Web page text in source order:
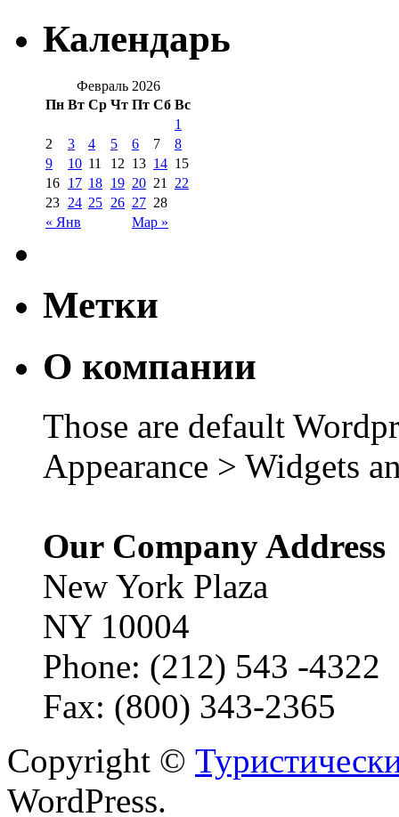
Календарь
Февраль 2026
Пн Вт Ср Чт Пт Сб Вс
« Янв Мар »
1
2
3 4 5 6 7
8
9
10 11 12 13 14 15
16 17 18 19 20 21
22
23 24 25 26 27 28
Метки
О компании
Those are default
Appearance > Widgets
Our Company Address
New York Plaza
NY 10004
Phone: (212) 543 -4322
Fax: (800) 343-2365
Copyright ©
WordPress.